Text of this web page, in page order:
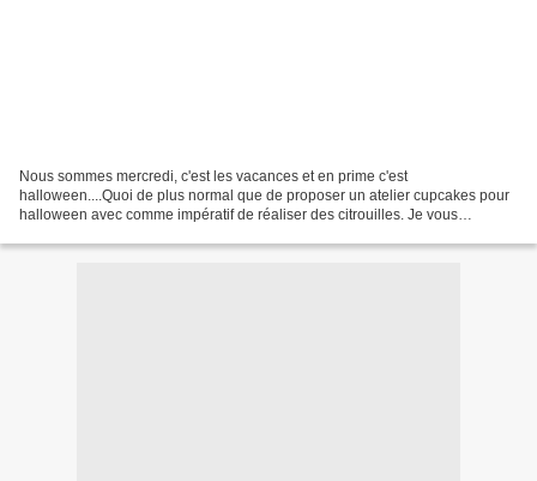
Nous sommes mercredi, c'est les vacances et en prime c'est
halloween....Quoi de plus normal que de proposer un atelier cupcakes pour
halloween avec comme impératif de réaliser des citrouilles. Je vous